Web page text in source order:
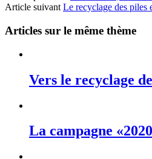
Article suivant Le recyclage des piles
Articles sur le même thème
Vers le recyclage
La campagne